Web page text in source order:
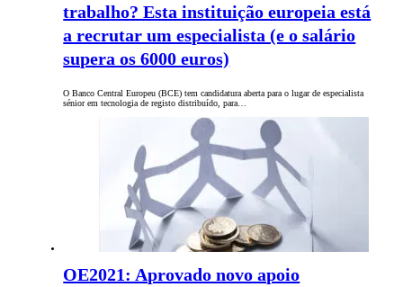
trabalho? Esta instituição europeia está
a recrutar um especialista (e o salário
supera os 6000 euros)
O Banco Central Europeu (BCE) tem candidatura aberta para o lugar de especialista
sénior em tecnologia de registo distribuído, para…
OE2021: Aprovado novo apoio